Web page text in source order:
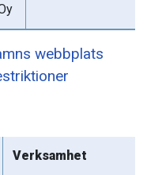
webbplats
Verksamhet